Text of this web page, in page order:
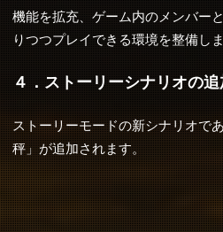
機能を拡充、ゲーム内のメンバー
りつつプレイできる環境を整備しま
４．ストーリーシナリオの追
ストーリーモードの新シナリオで
秤」が追加されます。